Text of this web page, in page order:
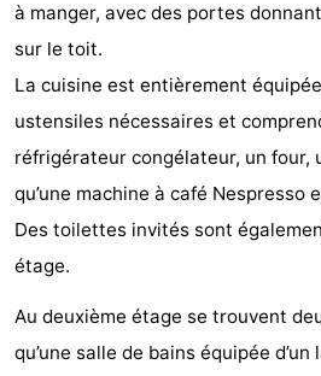
jeux
Parcours
mini-
Centres
bien-
&
Nature
guidées
Sports
-
à manger, avec des portes
sur le toit.
La cuisine est entièrement
ustensiles nécessaires et
réfrigérateur congélateur, un four,
qu’une machine à café Nespresso
Des toilettes invités sont
étage.
Au deuxième étage se trouvent
qu’une salle de bains équipée d’un